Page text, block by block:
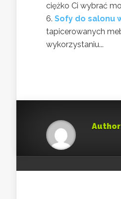
ciężko Ci wybrać
Sofy do salonu
tapicerowanych
wykorzystaniu...